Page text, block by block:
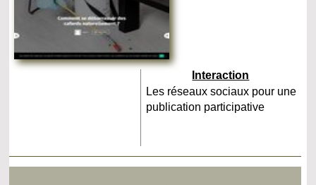
Interaction
Les réseaux sociaux pour une
publication participative